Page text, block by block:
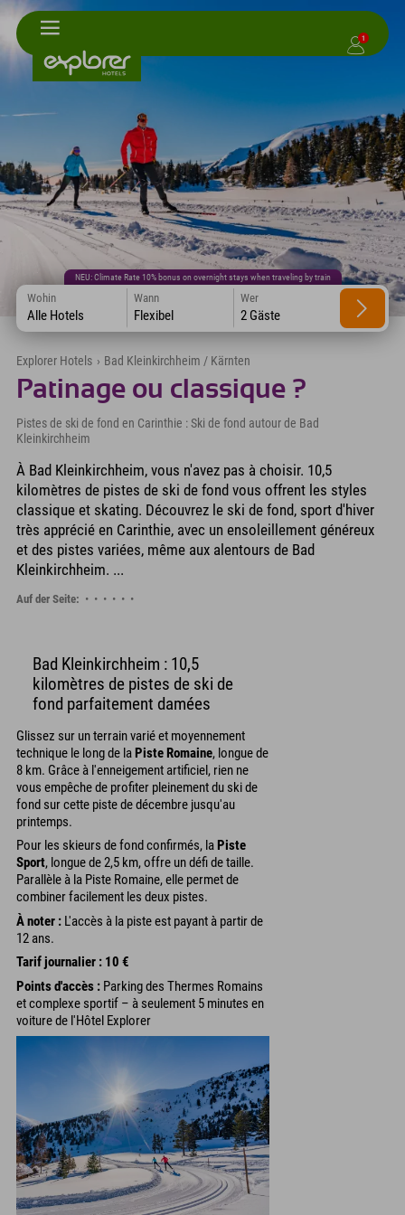
1
NEU: Climate Rate 10% bonus on overnight stays when traveling by train
Wohin
Alle Hotels
Wann
Flexibel
Wer
2 Gäste
Explorer Hotels › Bad Kleinkirchheim / Kärnten
Patinage ou classique ?
Pistes de ski de fond en Carinthie : Ski de fond autour de Bad
Kleinkirchheim
À Bad Kleinkirchheim, vous n'avez pas à choisir. 10,5
kilomètres de pistes de ski de fond vous offrent les styles
classique et skating. Découvrez le ski de fond, sport d'hiver
très apprécié en Carinthie, avec un ensoleillement généreux
et des pistes variées, même aux alentours de Bad
Kleinkirchheim. ...
Auf der Seite:
Bad Kleinkirchheim : 10,5
kilomètres de pistes de ski de
fond parfaitement damées
Glissez sur un terrain varié et moyennement
technique le long de laPiste Romaine, longue de
8 km. Grâce à l'enneigement artificiel, rien ne
vous empêche de profiter pleinement du ski de
fond sur cette piste de décembre jusqu'au
printemps.
Pour les skieurs de fond confirmés, la Piste
Sport, longue de 2,5 km, offre un défi de taille.
Parallèle à la Piste Romaine, elle permet de
combiner facilement les deux pistes.
À noter : L'accès à la piste est payant à partir de
12 ans.
Tarif journalier : 10 €
Points d'accès : Parking des Thermes Romains
et complexe sportif – à seulement 5 minutes en
voiture de l'Hôtel Explorer